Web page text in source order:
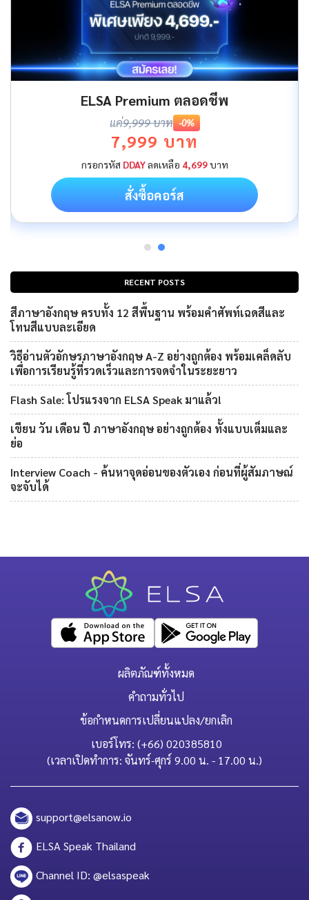
RECENT POSTS
สีภาษาอังกฤษ ครบทั้ง 12 สีพื้นฐาน พร้อมคำศัพท์เฉดสีและ
โทนสีแบบละเอียด
วิธีอ่านตัวอักษรภาษาอังกฤษ A-Z อย่างถูกต้อง พร้อมเคล็ดลับ
เพื่อการเรียนรู้ที่รวดเร็วและการจดจำในระยะยาว
Flash Sale: โปรแรงจาก ELSA Speak มาแล้ว!
เขียน วัน เดือน ปี ภาษาอังกฤษ อย่างถูกต้อง ทั้งแบบเต็มและ
ย่อ
Interview Coach - ค้นหาจุดอ่อนของตัวเอง ก่อนที่ผู้สัมภาษณ์
จะจับได้
ELSA Premium ตลอดชีพ
แค่9,999 บาท -0%
7,999 บาท
กรอกรหัส DDAYลดเหลือ 4,699บาท
สั่งซื้อคอร์ส
ผลิตภัณฑ์ทั้งหมด
คำถามทั่วไป
ข้อกำหนดการเปลี่ยนแปลง/ยกเลิก
เบอร์โทร: (+66) 020385810
(เวลาเปิดทำการ: จันทร์-ศุกร์ 9.00 น. - 17.00 น.)
support@elsanow.io
ELSA Speak Thailand
Channel ID: @elsaspeak